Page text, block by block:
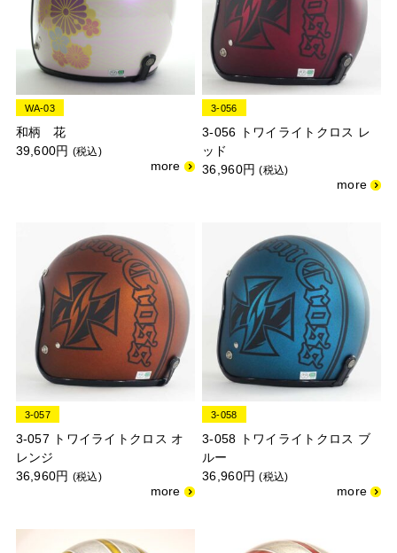
WA-03
和柄 花
39,600円 (税込)
3-056
3-056 トワイライトクロス レ
ッド
36,960円(税込)
3-057
3-057 トワイライトクロス オ
レンジ
36,960円 (税込)
3-058
3-058 トワイライトクロス ブ
ルー
36,960円(税込)